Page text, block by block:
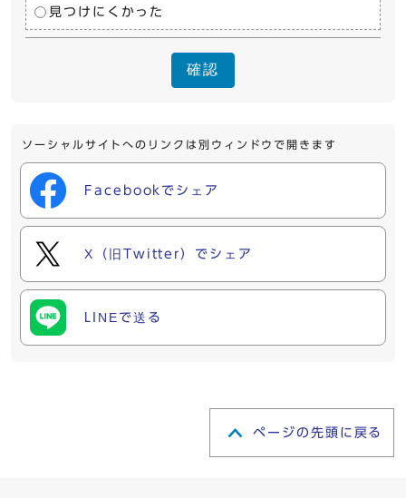
見つけにくかった
確認
ソーシャルサイトへのリンクは別ウィンドウで開きます
Facebookでシェア
X（旧Twitter）でシェア
LINEで送る
ページの先頭に戻る